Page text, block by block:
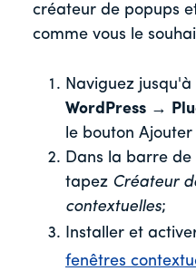
créateur de popups
comme vous le
Naviguez
WordPress →
le bouton
Dans la barre de
tapez Créateur
contextuelles;
Installer et
fenêtres